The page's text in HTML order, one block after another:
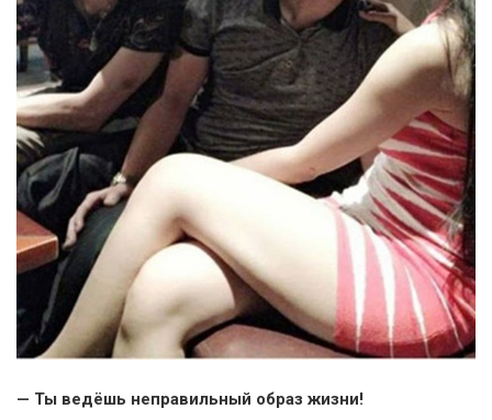
— Ты ведёшь неправильный образ жизни!